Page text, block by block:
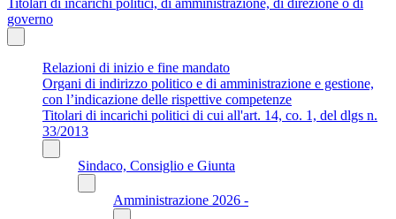
Titolari di incarichi politici, di amministrazione, di direzione o di
governo
Relazioni di inizio e fine mandato
Organi di indirizzo politico e di amministrazione e gestione,
con l’indicazione delle rispettive competenze
Titolari di incarichi politici di cui all'art. 14, co. 1, del dlgs n.
33/2013
Sindaco, Consiglio e Giunta
Amministrazione 2026 -